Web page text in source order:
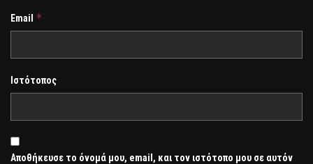
Email *
Ιστότοπος
Αποθήκευσε το όνομά μου, email, και τον ιστότοπο μου σε αυτόν